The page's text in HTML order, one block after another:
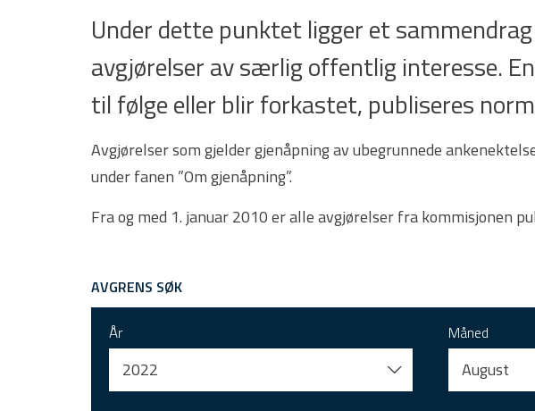
Under dette punktet ligger et
avgjørelser av særlig offentlig interesse.
til følge eller blir forkastet, publiseres
Avgjørelser som gjelder gjenåpning av ubegrunnede
under fanen ”Om gjenåpning”.
Fra og med 1. januar 2010 er alle avgjørelser fra kommisjonen
AVGRENS SØK
År
2022
Måned
August